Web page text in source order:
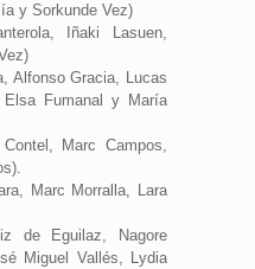
y Sorkunde Vez)
Iñaki Lasuen,
Alfonso Gracia, Lucas
Elsa Fumanal y María
Marc Campos,
Marc Morralla, Lara
de Eguilaz, Nagore
Miguel Vallés, Lydia